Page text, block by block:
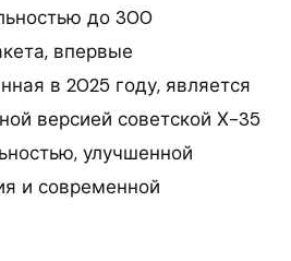
до 300
впервые
в 2025 году, является
версией советской Х-35
улучшенной
и современной